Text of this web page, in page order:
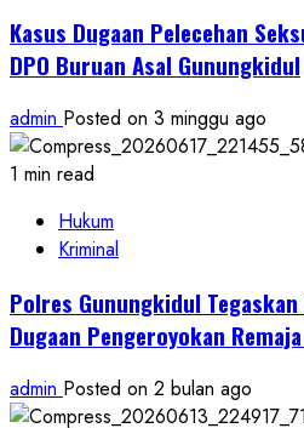
Kasus Dugaan Pelecehan
DPO Buruan Asal Gunungkidul
admin Posted on 3 minggu ago
1 min read
Hukum
Kriminal
Polres Gunungkidul
Dugaan Pengeroyokan
admin Posted on 2 bulan ago